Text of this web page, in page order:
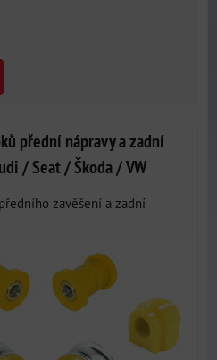
přední nápravy a zadní
/ Seat / Škoda / VW
zavěšení a zadní